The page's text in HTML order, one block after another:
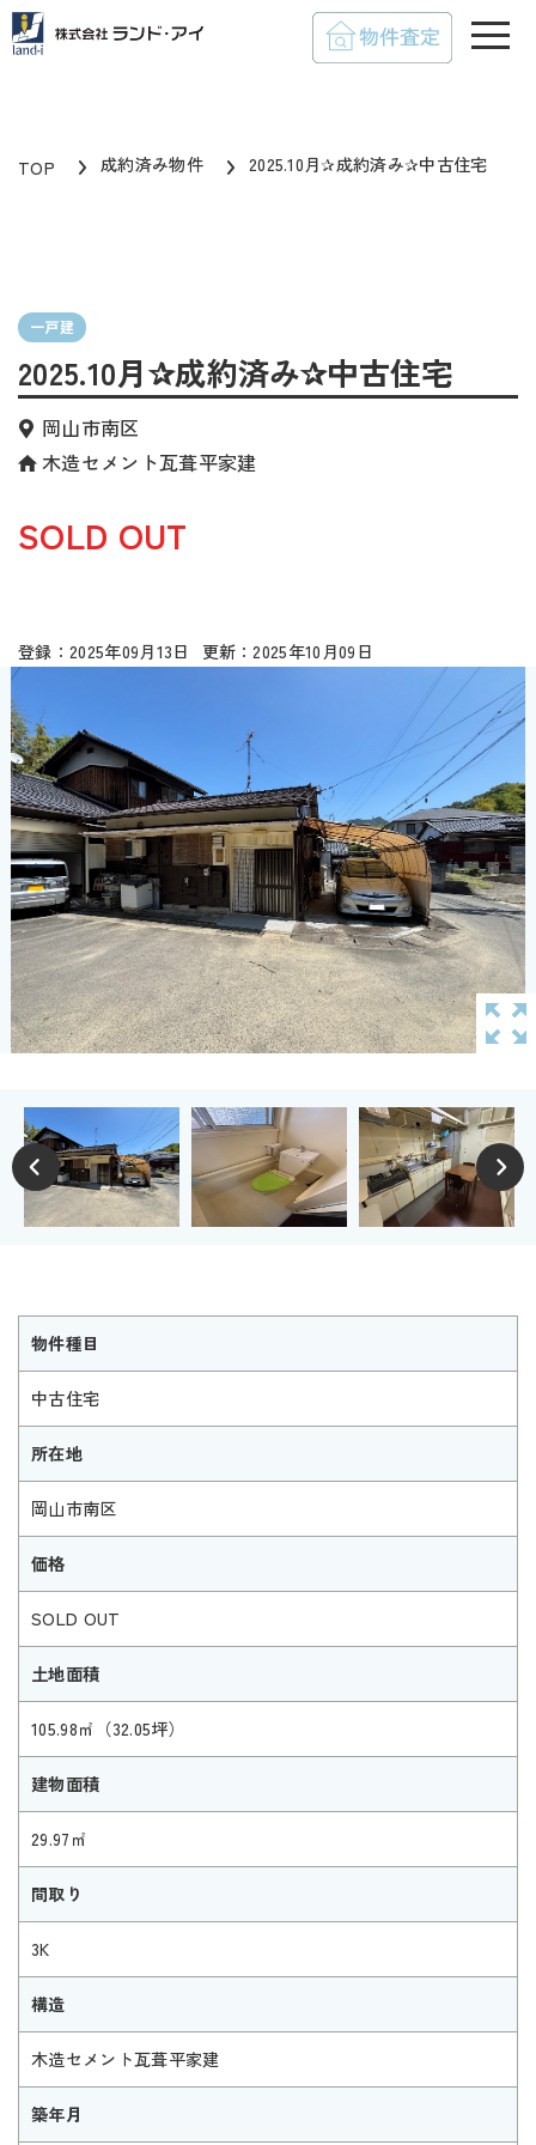
TOP 成約済み物件 2025.10月✰成約済み✰中古住宅
一戸建
2025.10月✰成約済み✰中古住宅
岡山市南区
木造セメント瓦葺平家建
SOLD OUT
2025年09月13日 2025年10月09日
物件種目
中古住宅
所在地
岡山市南区
価格
SOLD OUT
土地面積
105.98㎡（32.05坪）
建物面積
29.97㎡
間取り
3K
構造
木造セメント瓦葺平家建
築年月